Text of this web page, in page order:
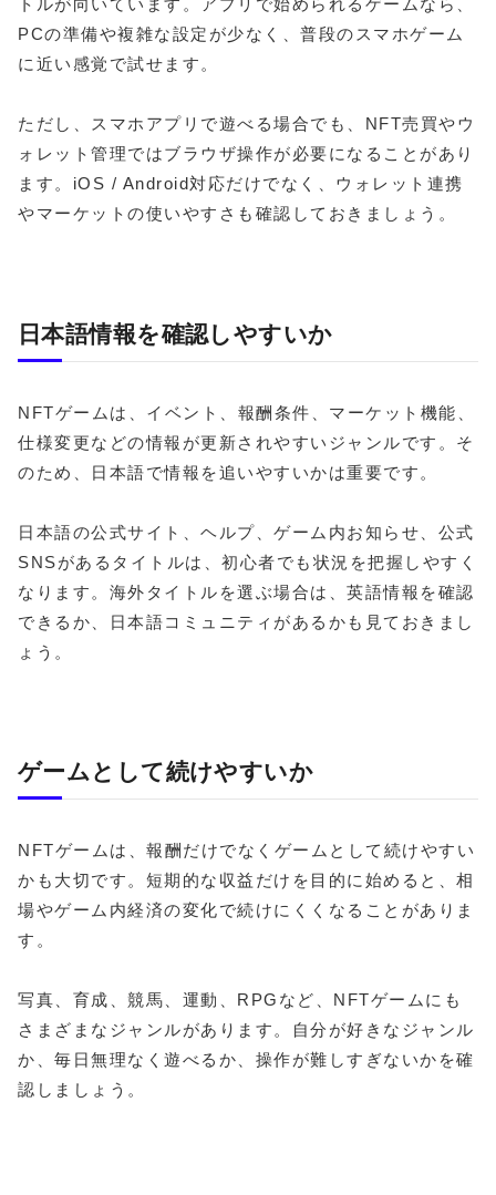
トルが向いています。アプリで始められるゲームなら、
PCの準備や複雑な設定が少なく、普段のスマホゲーム
に近い感覚で試せます。
ただし、スマホアプリで遊べる場合でも、NFT売買やウ
ォレット管理ではブラウザ操作が必要になることがあり
ます。iOS / Android対応だけでなく、ウォレット連携
やマーケットの使いやすさも確認しておきましょう。
日本語情報を確認しやすいか
NFTゲームは、イベント、報酬条件、マーケット機能、
仕様変更などの情報が更新されやすいジャンルです。そ
のため、日本語で情報を追いやすいかは重要です。
日本語の公式サイト、ヘルプ、ゲーム内お知らせ、公式
SNSがあるタイトルは、初心者でも状況を把握しやすく
なります。海外タイトルを選ぶ場合は、英語情報を確認
できるか、日本語コミュニティがあるかも見ておきまし
ょう。
ゲームとして続けやすいか
NFTゲームは、報酬だけでなくゲームとして続けやすい
かも大切です。短期的な収益だけを目的に始めると、相
場やゲーム内経済の変化で続けにくくなることがありま
す。
写真、育成、競馬、運動、RPGなど、NFTゲームにも
さまざまなジャンルがあります。自分が好きなジャンル
か、毎日無理なく遊べるか、操作が難しすぎないかを確
認しましょう。